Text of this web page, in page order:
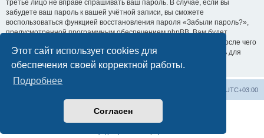
Этот сайт использует cookies для
обеспечения своей корректной работы.
Подробнее
Согласен
третье лицо не вправе спрашивать ваш пароль. В случае, если вы
забудете ваш пароль к вашей учётной записи, вы сможете
воспользоваться функцией восстановления пароля «Забыли пароль?»,
предусмотренной программным обеспечением phpBB. Вам будет
необходимо ввести ваше имя пользователя и ваш адрес email, после чего
программное обеспечение phpBB сгенерирует вам новый пароль для
вашей учётной записи.
UTC+03:00
Создано на основеphpBB® Forum Software © phpBB Limited
Русская поддержка phpBB